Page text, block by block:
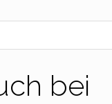
bei